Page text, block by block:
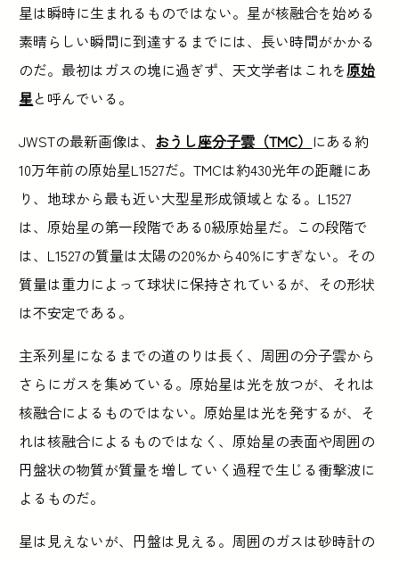
星は瞬時に生まれるものではない。星が核融合を始める
素晴らしい瞬間に到達するまでには、長い時間がかかる
のだ。最初はガスの塊に過ぎず、天文学者はこれを原始
星と呼んでいる。
JWSTの最新画像は、 おうし座分子雲（TMC） にある約
10万年前の原始星L1527だ。TMCは約430光年の距離にあ
り、地球から最も近い大型星形成領域となる。L1527
は、原始星の第一段階である0級原始星だ。この段階で
は、L1527の質量は太陽の20%から40%にすぎない。その
質量は重力によって球状に保持されているが、その形状
は不安定である。
主系列星になるまでの道のりは長く、周囲の分子雲から
さらにガスを集めている。原始星は光を放つが、それは
核融合によるものではない。原始星は光を発するが、そ
れは核融合によるものではなく、原始星の表面や周囲の
円盤状の物質が質量を増していく過程で生じる衝撃波に
よるものだ。
星は見えないが、円盤は見える。周囲のガスは砂時計の